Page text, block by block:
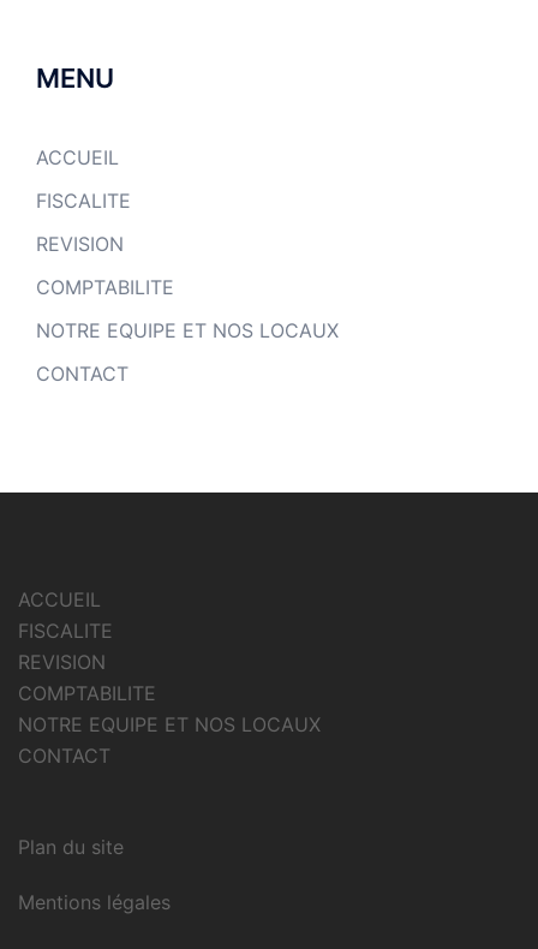
MENU
ACCUEIL
FISCALITE
REVISION
COMPTABILITE
NOTRE EQUIPE ET NOS LOCAUX
CONTACT
ACCUEIL
FISCALITE
REVISION
COMPTABILITE
NOTRE EQUIPE ET NOS LOCAUX
CONTACT
Plan du site
Mentions légales